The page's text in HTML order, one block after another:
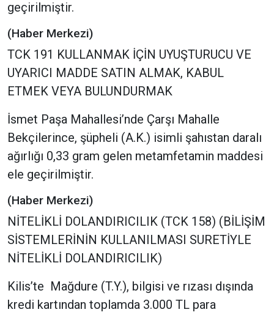
geçirilmiştir.
(Haber Merkezi)
TCK 191 KULLANMAK İÇİN UYUŞTURUCU VE
UYARICI MADDE SATIN ALMAK, KABUL
ETMEK VEYA BULUNDURMAK
İsmet Paşa Mahallesi’nde Çarşı Mahalle
Bekçilerince, şüpheli (A.K.) isimli şahıstan daralı
ağırlığı 0,33 gram gelen metamfetamin maddesi
ele geçirilmiştir.
(Haber Merkezi)
NİTELİKLİ DOLANDIRICILIK (TCK 158) (BİLİŞİM
SİSTEMLERİNİN KULLANILMASI SURETİYLE
NİTELİKLİ DOLANDIRICILIK)
Kilis’te Mağdure (T.Y.), bilgisi ve rızası dışında
kredi kartından toplamda 3.000 TL para